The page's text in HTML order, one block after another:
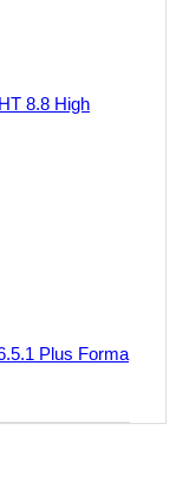
8.8 High
Plus Forma